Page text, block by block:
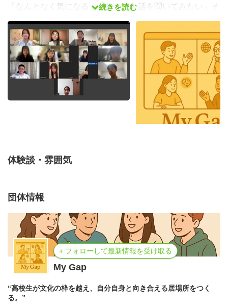
「なんとなく気になる」「ちょっと話を聞いてみたい」そ
んな気持ちでぜひ参加してください。
あなたの感じていることには、きっと意味があります。
続きを読む
体験談・雰囲気
団体情報
+ フォローして最新情報を受け取る
My Gap
“高校生が文化の枠を越え、自分自身と向き合える居場所をつく
る。”